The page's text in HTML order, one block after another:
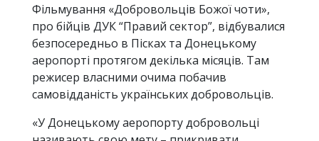
Фільмування «Добровольців Божої чоти»,
про бійців ДУК “Правий сектор”, відбувалися
безпосередньо в Пісках та Донецькому
аеропорті протягом декілька місяців. Там
режисер власними очима побачив
самовідданість українських добровольців.
«У Донецькому аеропорту добровольці